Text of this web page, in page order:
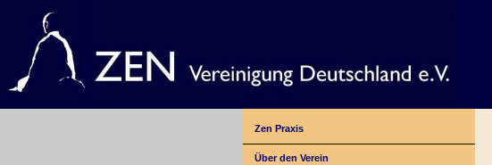
Zen Praxis
Über den Verein